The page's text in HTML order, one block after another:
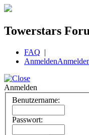
Towerstars
FAQ |
Anmelden
Anmelden
Benutzername:
Passwort: